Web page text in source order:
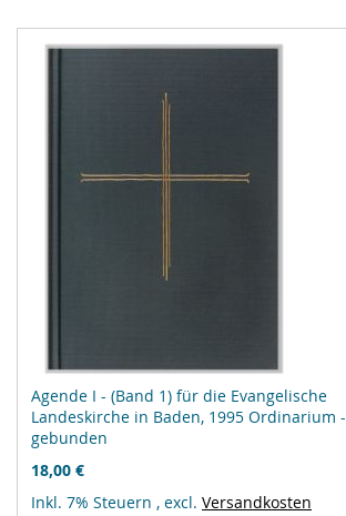
Agende I - (Band 1) für die Evangelische
Landeskirche in Baden, 1995 Ordinarium -
gebunden
18,00 €
Inkl. 7% Steuern , excl. Versandkosten